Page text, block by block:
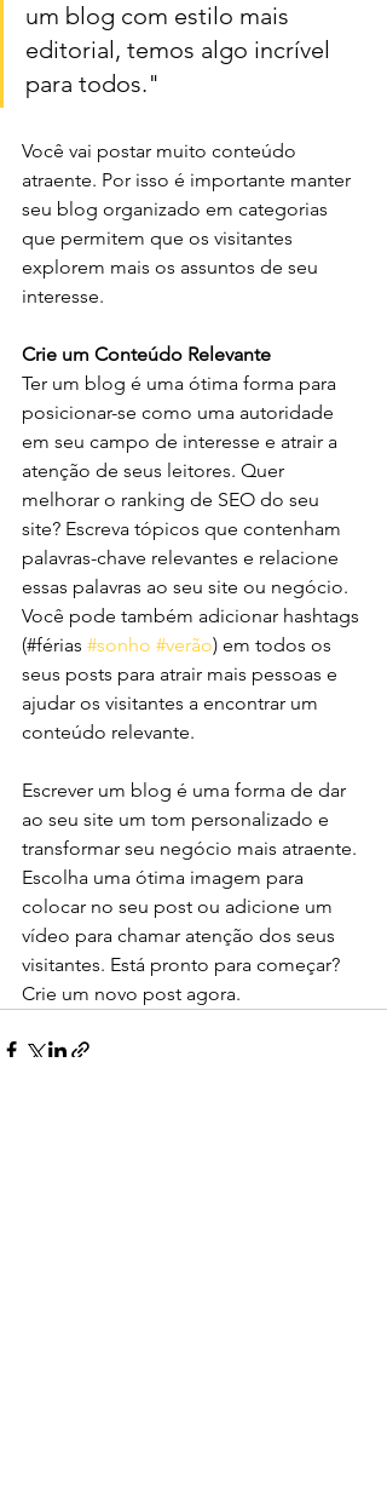
um blog com estilo mais
editorial, temos algo incrível
para todos."
Você vai postar muito conteúdo
atraente. Por isso é importante manter
seu blog organizado em categorias
que permitem que os visitantes
explorem mais os assuntos de seu
interesse.
Crie um Conteúdo Relevante
Ter um blog é uma ótima forma para
posicionar-se como uma autoridade
em seu campo de interesse e atrair a
atenção de seus leitores. Quer
melhorar o ranking de SEO do seu
site? Escreva tópicos que contenham
palavras-chave relevantes e relacione
essas palavras ao seu site ou negócio.
Você pode também adicionar hashtags
(#férias #sonho #verão) em todos os
seus posts para atrair mais pessoas e
ajudar os visitantes a encontrar um
conteúdo relevante.
Escrever um blog é uma forma de dar
ao seu site um tom personalizado e
transformar seu negócio mais atraente.
Escolha uma ótima imagem para
colocar no seu post ou adicione um
vídeo para chamar atenção dos seus
visitantes. Está pronto para começar?
Crie um novo post agora.